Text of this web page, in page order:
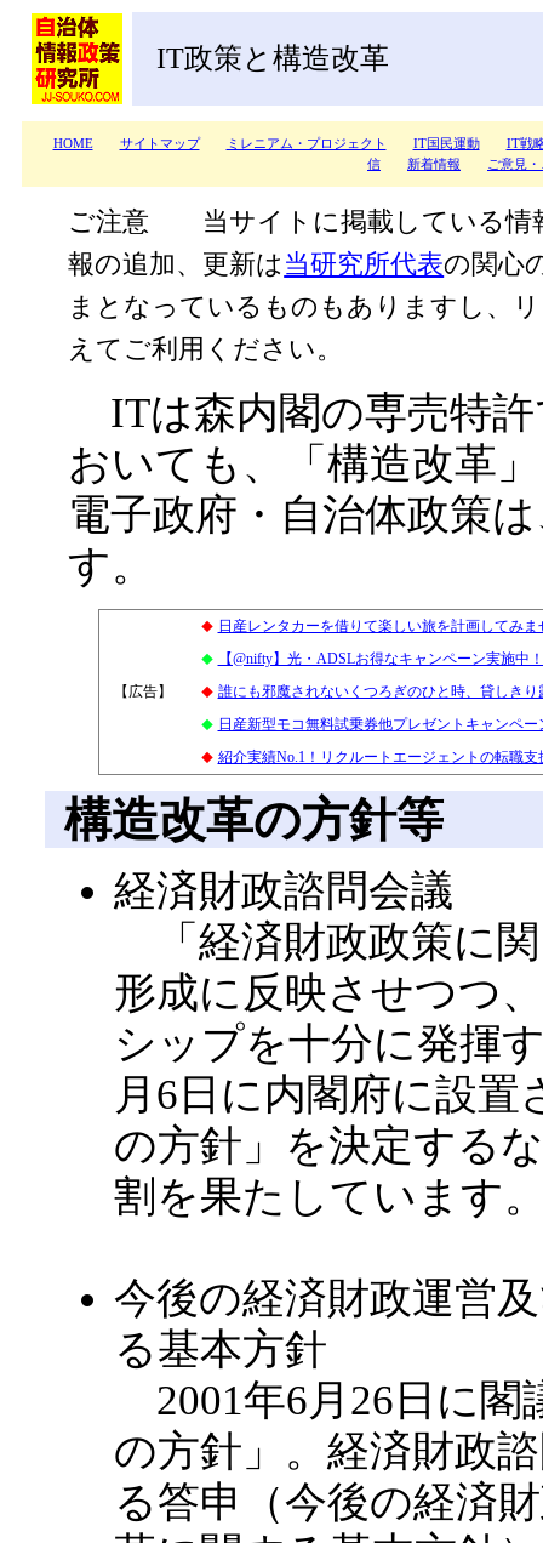
IT政策と構造改革
HOME サイトマップ ミレニアム・プロジェクト IT国民運動
IT戦
信
新着情報 ご意見
ご注意 当サイトに掲載している情
報の追加、更新は 当研究所代表の関心
まとなっているものもありますし、
えてご利用ください。
ITは森内閣の専売特
おいても、「構造改革
電子政府・自治体政策
す。
【広告】
◆ 日産レンタカーを借りて楽しい旅を計画してみ
◆ 【@nifty】光・ADSLお得なキャンペーン実施中
◆ 誰にも邪魔されないくつろぎのひと時、貸しき
◆ 日産新型モコ無料試乗券他プレゼントキャンペー
◆ 紹介実績No.1！リクルートエージェントの転職支
構造改革の方針等
経済財政諮問会議
「経済財政政策に
形成に反映させつつ
シップを十分に発揮
月6日に内閣府に設
の方針」を決定する
割を果たしています
今後の経済財政運営
る基本方針
2001年6月26日に閣
の方針」。経済財政
る答申（今後の経済